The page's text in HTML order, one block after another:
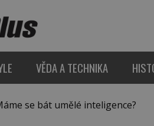
VĚDA A TECHNIKA
se bát umělé inteligence?